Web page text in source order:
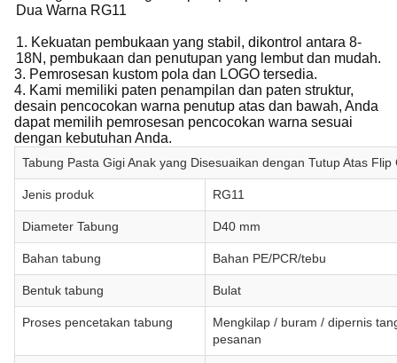
Dua Warna RG11
1. Kekuatan pembukaan yang stabil, dikontrol antara 8-
18N, pembukaan dan penutupan yang lembut dan mudah.
3. Pemrosesan kustom pola dan LOGO tersedia.
4. Kami memiliki paten penampilan dan paten struktur,
desain pencocokan warna penutup atas dan bawah, Anda
dapat memilih pemrosesan pencocokan warna sesuai
dengan kebutuhan Anda.
Tabung Pasta Gigi Anak yang Disesuaikan dengan Tutup Atas Flip
Jenis produk RG11
Diameter Tabung D40 mm
Bahan tabung Bahan PE/PCR/tebu
Bentuk tabung Bulat
Proses pencetakan tabung
Mengkilap / buram / dipernis
pesanan